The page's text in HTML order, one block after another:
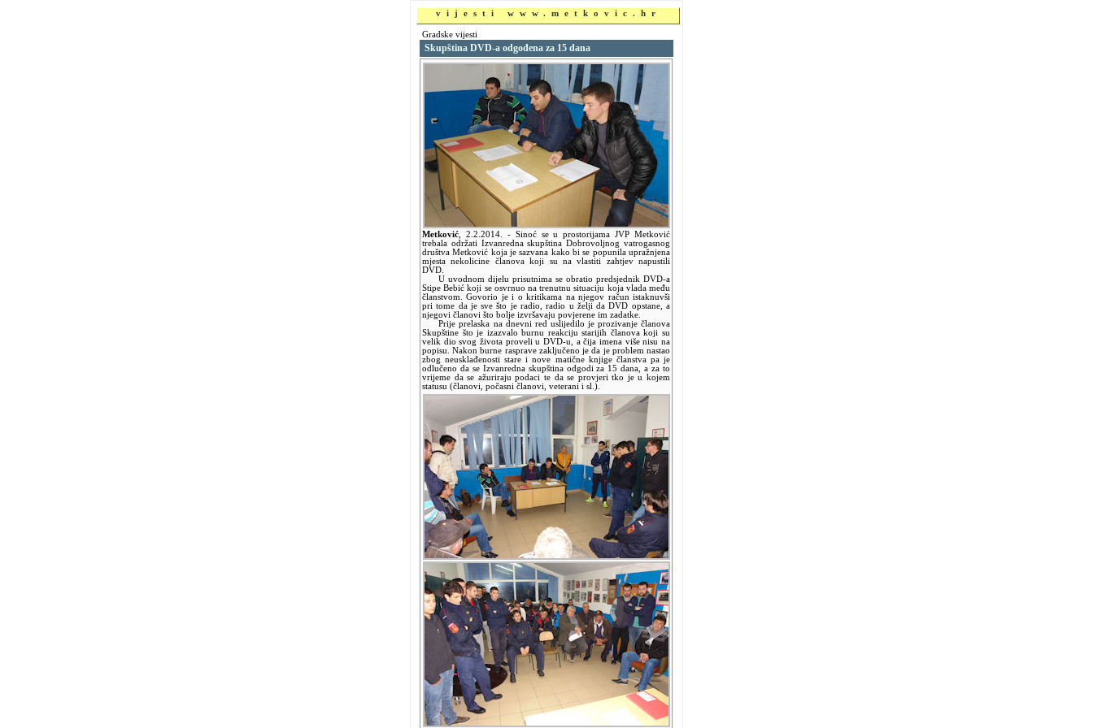
vijesti www.metkovic.hr
Gradske vijesti
Skupština DVD-a odgođena za 15 dana
Metković 2.2.2014. - Sinoć se u prostorijama JVP Metković
trebala održati Izvanredna skupština Dobrovoljnog vatrogasnog
društva Metković koja je sazvana kako bi se popunila upražnjena
mjesta nekolicine članova koji su na vlastiti zahtjev napustili
DVD.
U uvodnom dijelu prisutnima se obratio predsjednik DVD-a
Stipe Bebić koji se osvrnuo na trenutnu situaciju koja vlada među
članstvom. Govorio je i o kritikama na njegov račun istaknuvši
pri tome da je sve što je radio, radio u želji da DVD opstane, a
njegovi članovi što bolje izvršavaju povjerene im zadatke.
Prije prelaska na dnevni red uslijedilo je prozivanje članova
Skupštine što je izazvalo burnu reakciju starijih članova koji su
velik dio svog života proveli u DVD-u, a čija imena više nisu na
popisu. Nakon burne rasprave zaključeno je da je problem nastao
zbog neusklađenosti stare i nove matične knjige članstva pa je
odlučeno da se Izvanredna skupština odgodi za 15 dana, a za to
vrijeme da se ažuriraju podaci te da se provjeri tko je u kojem
statusu (članovi, počasni članovi, veterani i sl.).